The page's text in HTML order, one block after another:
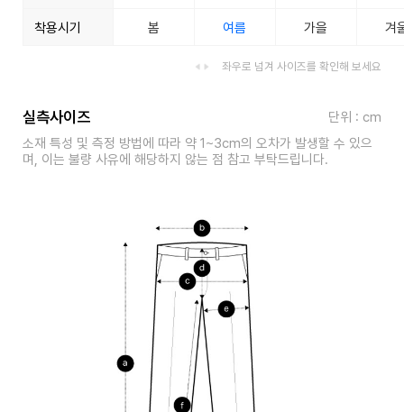
착용시기 봄 여름 가을 겨
좌우로 넘겨 사이즈를 확인해 보세요
실측사이즈
단위 : cm
소재 특성 및 측정 방법에 따라 약 1~3cm의 오차가 발생할 수 있으
며, 이는 불량 사유에 해당하지 않는 점 참고 부탁드립니다.